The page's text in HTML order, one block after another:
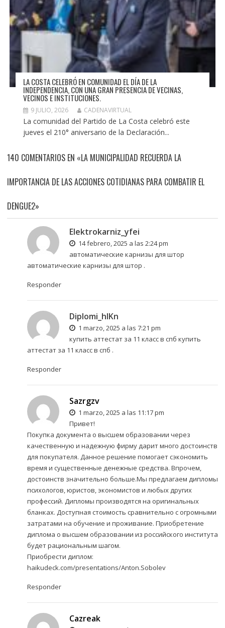
LA COSTA CELEBRÓ EN COMUNIDAD EL DÍA DE LA
INDEPENDENCIA, CON UNA GRAN PRESENCIA DE VECINAS,
VECINOS E INSTITUCIONES.
9 JULIO, 2026 CADENAVIRTUAL
La comunidad del Partido de La Costa celebró este
jueves el 210° aniversario de la Declaración...
140 COMENTARIOS EN «LA MUNICIPALIDAD RECUERDA LA
IMPORTANCIA DE LAS ACCIONES COTIDIANAS PARA COMBATIR EL
DENGUE2»
Elektrokarniz_yfei
14 febrero, 2025 a las 2:24 pm
автоматические карнизы для штор
автоматические карнизы для штор .
Responder
Diplomi_hlKn
1 marzo, 2025 a las 7:21 pm
купить аттестат за 11 класс в спб купить
аттестат за 11 класс в спб .
Responder
Sazrgzv
1 marzo, 2025 a las 11:17 pm
Привет!
Покупка документа о высшем образовании через
качественную и надежную фирму дарит много достоинств
для покупателя. Данное решение помогает сэкономить
время и существенные денежные средства. Впрочем,
достоинств значительно больше.Мы предлагаем дипломы
психологов, юристов, экономистов и любых других
профессий. Дипломы производятся на оригинальных
бланках. Доступная стоимость сравнительно с огромными
затратами на обучение и проживание. Приобретение
диплома о высшем образовании из российского института
будет рациональным шагом.
Приобрести диплом:
haikudeck.com/presentations/Anton.Sobolev
Responder
Cazreak